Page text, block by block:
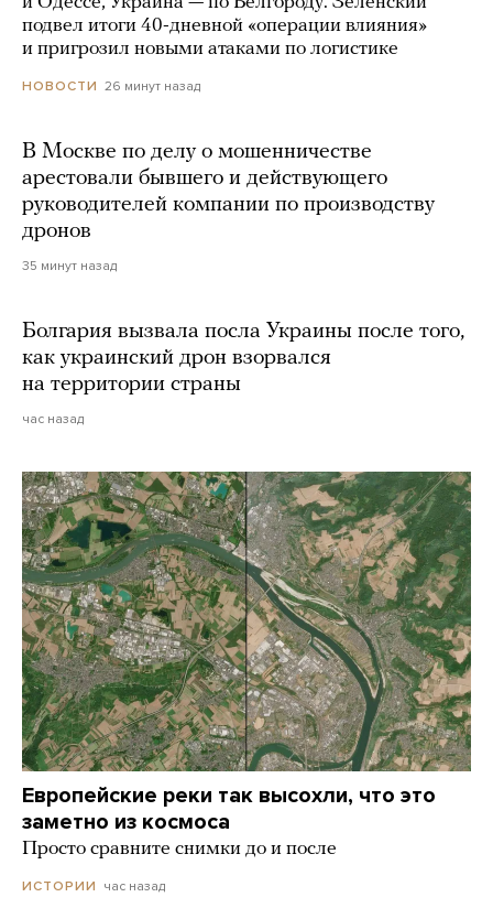
подвел итоги 40-дневной «операции влияния»
и пригрозил новыми атаками по логистике
НОВОСТИ 26 минут назад
В Москве по делу о мошенничестве
арестовали бывшего и действующего
руководителей компании по производству
дронов
35 минут назад
Болгария вызвала посла Украины после того,
как украинский дрон взорвался
на территории страны
час назад
Европейские реки так высохли, что это
заметно из космоса
Просто сравните снимки до и после
ИСТОРИИ час назад